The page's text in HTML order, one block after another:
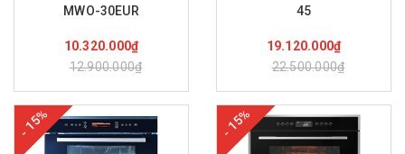
MWO-30EUR
10.320.000₫
12.900.000₫
45
19.120.000₫
22.500.000₫
- 15% - 15%